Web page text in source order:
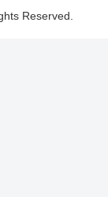
Reserved.